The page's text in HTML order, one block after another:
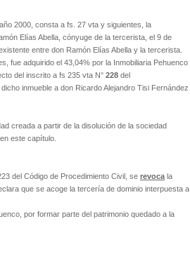
2000, consta a fs. 27 vta y siguientes, la
Elías Abella, cónyuge de la tercerista, el 9 de
entre don Ramón Elías Abella y la tercerista.
fue adquirido el 43,04% por la Inmobiliaria Pehuenco
del inscrito a fs 235 vta N° 228 del
inmueble a don Ricardo Alejandro Tisi Fernández
creada a partir de la disolución de la sociedad
este capítulo.
del Código de Procedimiento Civil, se revoca la
que se acoge la tercería de dominio interpuesta a
por formar parte del patrimonio quedado a la